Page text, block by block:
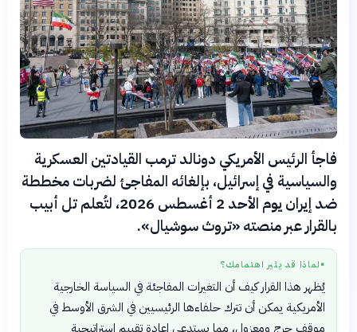
فاجأ الرئيس الأمريكي دونالد ترمب القيادتين العسكرية
والسياسية في إسرائيل، بإلغائه المفاجئ لضربات مخططة
ضد إيران يوم الأحد 2 أغسطس 2026، لتُعلم تل أبيب
بالقرار عبر منصته «تروث سوشيال».
● لماذا قد يثير اهتمامك؟
يُظهر هذا القرار كيف أن التغيرات المفاجئة في السياسة الخارجية
الأمريكية يمكن أن تترك حلفاءها الرئيسيين في الشرق الأوسط في
موقف حرج ومعزول، مما يستدعي إعادة تقييم استراتيجية